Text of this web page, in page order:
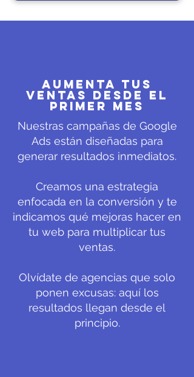
Aumenta tus
ventas desde el
primer mes
Nuestras campañas de Google
Ads están diseñadas para
generar resultados inmediatos.
Creamos una estrategia
enfocada en la conversión y te
indicamos qué mejoras hacer en
tu web para multiplicar tus
ventas.
Olvídate de agencias que solo
ponen excusas: aquí los
resultados llegan desde el
principio.